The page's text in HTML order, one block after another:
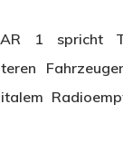
1 spricht